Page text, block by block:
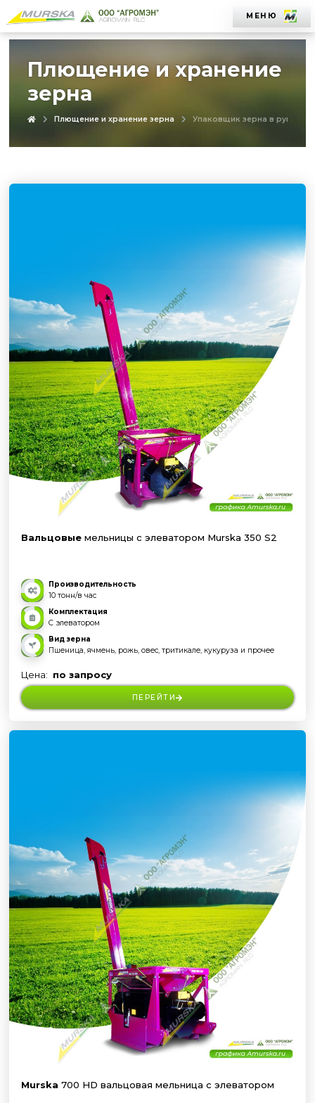
МЕНЮ
Плющение и хранение
зерна
Плющение и хранение зерна Упаковщик зерна в рукава
Вальцовыемельницы с элеватором Murska 350 S2
Производительность
10 тонн/в час
Комплектация
С элеватором
Вид зерна
Пшеница, ячмень, рожь, овес, тритикале, кукуруза и прочее
Цена: по запросу
ПЕРЕЙТИ
Murska 700 HD вальцовая мельница с элеватором